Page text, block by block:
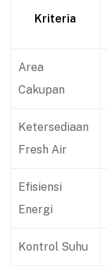
Kriteria
Area
Cakupan
Ketersediaan
Fresh Air
Efisiensi
Energi
Kontrol Suhu